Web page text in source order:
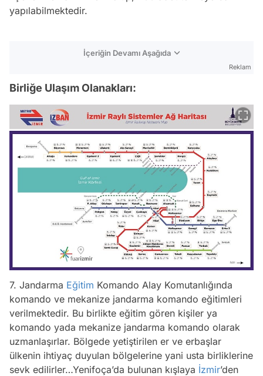
yapılabilmektedir.
İçeriğin Devamı Aşağıda
Reklam
Birliğe Ulaşım Olanakları:
7. Jandarma Eğitim Komando Alay Komutanlığında
komando ve mekanize jandarma komando eğitimleri
verilmektedir. Bu birlikte eğitim gören kişiler ya
komando yada mekanize jandarma komando olarak
uzmanlaşırlar. Bölgede yetiştirilen er ve erbaşlar
ülkenin ihtiyaç duyulan bölgelerine yani usta birliklerine
sevk edilirler…Yenifoça’da bulunan kışlaya İzmir’den